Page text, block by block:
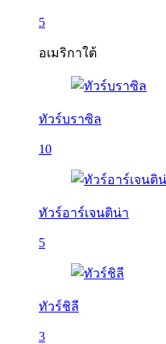
5
อเมริกาใต้
ทัวร์บราซิล
10
ทัวร์อาร์เจนติน่า
5
ทัวร์ชิลี
3